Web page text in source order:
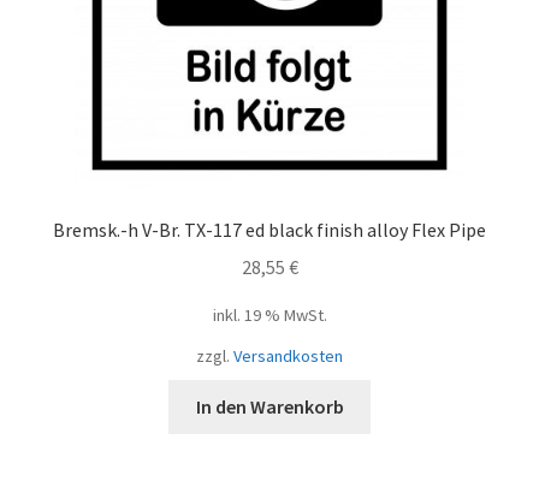
Bremsk.-h V-Br. TX-117 ed black finish alloy Flex Pipe
28,55 €
inkl. 19 % MwSt.
zzgl. Versandkosten
In den Warenkorb